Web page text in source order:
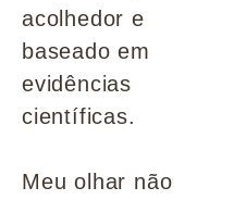
acolhedor e
baseado em
evidências
científicas.
Meu olhar não